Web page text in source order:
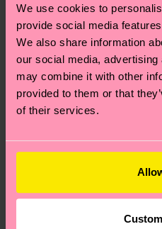
We use cookies to
provide social media
We also share information
our social media,
may combine it with other
provided to them or that
of their services.
Du hast Fragen zu einer
Hilfebereich im Artikel
am häufigsten gestellten